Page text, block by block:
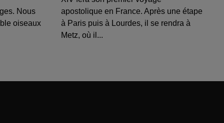
Nous
oiseaux
apostolique en France. Après une étape
à Paris puis à Lourdes, il se rendra à
Metz, où il...